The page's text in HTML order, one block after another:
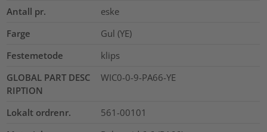
Antall pr.
eske
Farge
Gul (YE)
Festemetode
klips
GLOBAL PART DESC
RIPTION
WIC0-0-9-PA66-YE
Lokalt ordrenr.
561-00101